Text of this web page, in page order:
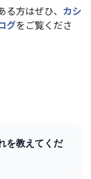
方はぜひ、 カシ
グをご覧くださ
を教えてくだ